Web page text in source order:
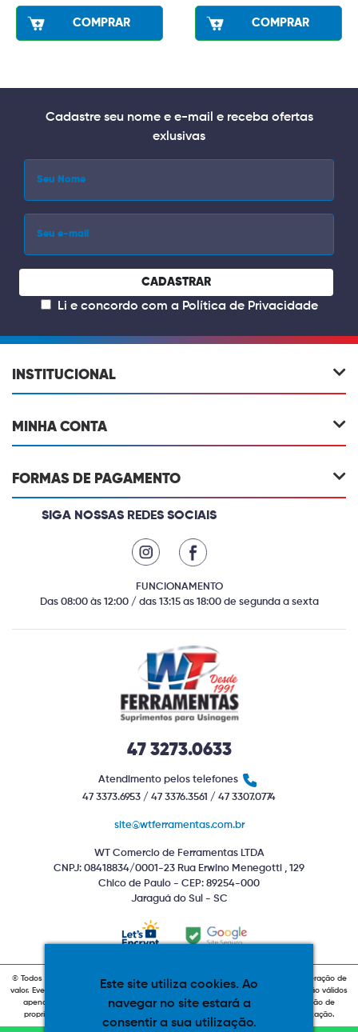
COMPRAR COMPRAR
Cadastre seu nome e e-mail e receba ofertas
exlusivas
CADASTRAR
Li e concordo com a Política de Privacidade
INSTITUCIONAL
MINHA CONTA
FORMAS DE PAGAMENTO
SIGA NOSSAS REDES SOCIAIS
FUNCIONAMENTO
Das 08:00 às 12:00 / das 13:15 as 18:00 de segunda a sexta
47 3273.0633
Atendimento pelos telefones
47 3373.6953 / 47 3376.3561 / 47 3307.0774
site@wtferramentas.com.br
WT Comercio de Ferramentas LTDA
CNPJ: 08418834/0001-23 Rua Erwino Menegotti , 129
Chico de Paulo - CEP: 89254-000
Jaraguá do Sul - SC
© Todos os direitos reservados. Produtos com estoque indiponível sujeitos a alteração de
valor. Eventuais promoções, descontos e prazos de pagamento expostos aqui são válidos
apenas para compras via internet. As fotos, textos e layout aqui veiculados são de
propriedade da Loja. É proibida a utilização total ou parcial sem nossa autorização.
Este site utiliza cookies. Ao
navegar no site estará a
consentir a sua utilização.